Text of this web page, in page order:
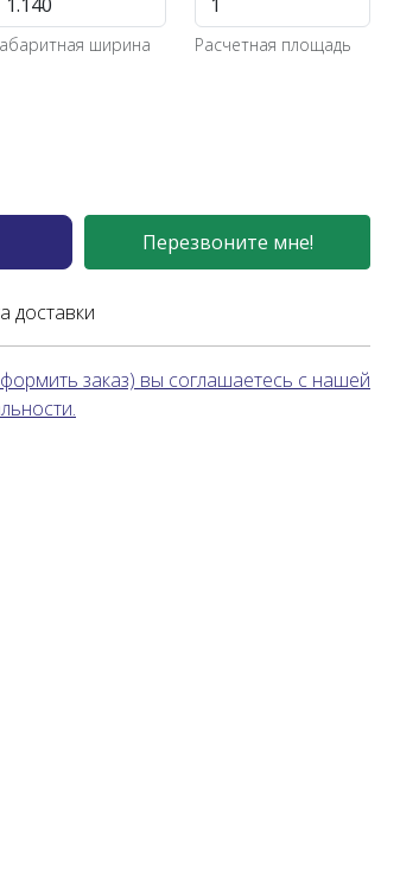
ширина Расчетная площадь
Перезвоните мне!
доставки
заказ) вы соглашаетесь с нашей